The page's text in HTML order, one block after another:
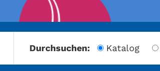
Durchsuchen: Katalog